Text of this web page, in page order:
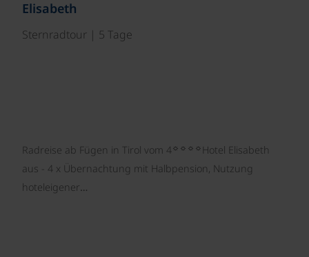
Elisabeth
Sternradtour | 5 Tage
Radreise ab Fügen in Tirol vom 4 ☼☼☼☼ Hotel Elisabeth
aus - 4 x Übernachtung mit Halbpension, Nutzung
hoteleigener…